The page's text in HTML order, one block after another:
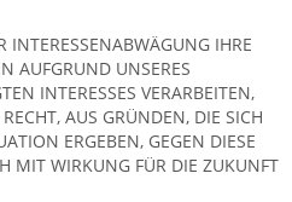
IHRE
AUFGRUND UNSERES
INTERESSES VERARBEITEN,
AUS GRÜNDEN, DIE SICH
ERGEBEN, GEGEN DIESE
MIT WIRKUNG FÜR DIE ZUKUNFT